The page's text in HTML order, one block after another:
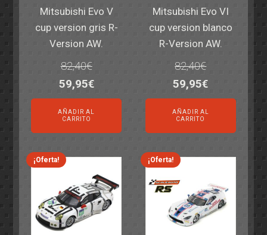
Mitsubishi Evo V
cup version gris R-
Version AW.
82,40€
El
precio
original
era:
82,40€.
59,95€El
precio
es:
59,95€.
AÑADIR AL
CARRITO
Mitsubishi Evo VI
cup version blanco
R-Version AW.
82,40€
El
precio
original
era:
82,40€.
59,95€El
precio
es:
59,95€.
AÑADIR AL
CARRITO
¡Oferta! ¡Oferta!